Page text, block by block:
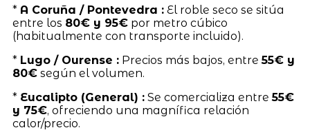
* A Coruña / Pontevedra :El roble seco se sitúa
entre los 80€ y 95€por metro cúbico
(habitualmente con transporte incluido).
* Lugo / Ourense :Precios más bajos, entre55€ y
80€según el volumen.
* Eucalipto (General) :Se comercializa entre55€
y 75€, ofreciendo una magnífica relación
calor/precio.